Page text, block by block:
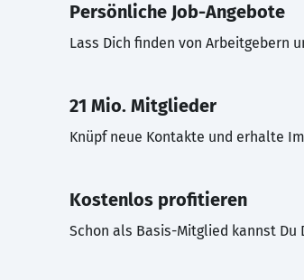
Persönliche Job-Angebote
Lass Dich finden von Arbeitgebern
21 Mio. Mitglieder
Knüpf neue Kontakte und erhalte
Kostenlos profitieren
Schon als Basis-Mitglied kannst